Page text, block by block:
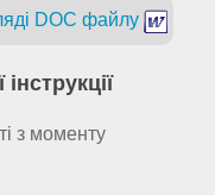
DOC файлу
з моменту